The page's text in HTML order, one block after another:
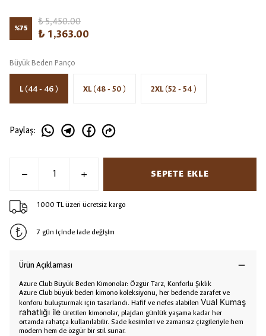
%75
₺ 5,450.00
₺ 1,363.00
Büyük Beden Panço
L (44 - 46 ) XL (48 - 50 ) 2XL (52 - 54 )
Paylaş:
SEPETE EKLE
1000 TL üzeri ücretsiz kargo
7 gün içinde iade değişim
Ürün Açıklaması
Azure Club Büyük Beden Kimonolar: Özgür Tarz, Konforlu Şıklık
Azure Club büyük beden kimono koleksiyonu, her bedende zarafet ve
konforu buluşturmak için tasarlandı. Hafif ve nefes alabilen Vual Kumaş
rahatlığı ile üretilen kimonolar, plajdan günlük yaşama kadar her
ortamda rahatça kullanılabilir. Sade kesimleri ve zamansız çizgileriyle hem
modern hem de özgür bir stil sunar.